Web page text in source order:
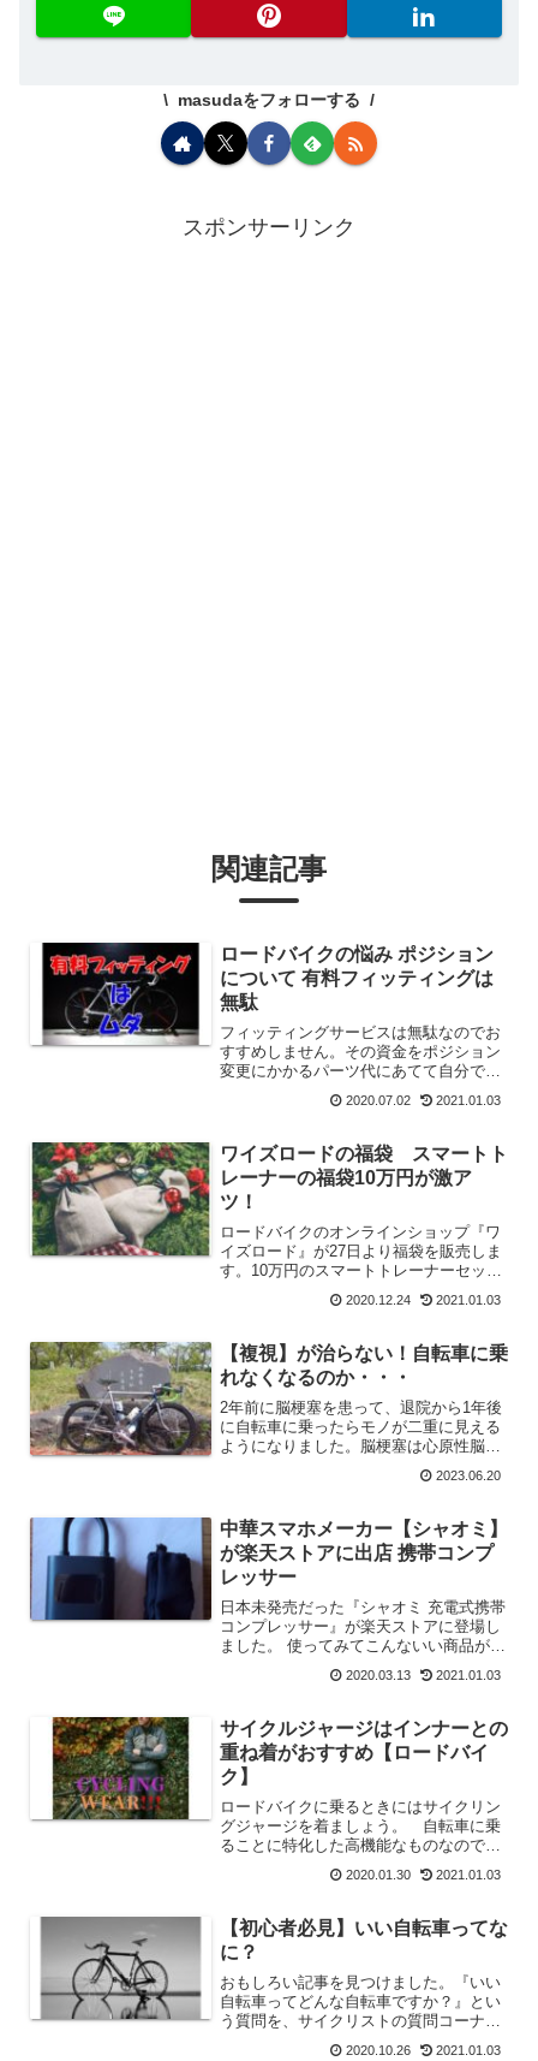
masudaをフォローする
スポンサーリンク
関連記事
ロードバイクの悩み ポジション
について 有料フィッティングは
無駄
フィッティングサービスは無駄なのでお
すすめしません。その資金をポジション
変更にかかるパーツ代にあてて自分で模
なって自分自身のポジションを早く改善
2020.07.02 2021.01.03
ワイズロードの福袋 スマートト
レーナーの福袋10万円が激ア
ツ！
ロードバイクのオンラインショップ『ワ
イズロード』が27日より福袋を販売しま
す。10万円のスマートトレーナーセット
イ３』が８万円になる福袋など注目商品
2020.12.24 2021.01.03
【複視】が治らない！自転車に乗
れなくなるのか・・・
2年前に脳梗塞を患って、退院から1年後
に自転車に乗ったらモノが二重に見える
ようになりました。脳梗塞は心原性脳塞
んで脳梗塞になったわけですが、血栓の
す。それはバセドウ病。...
2023.06.20
中華スマホメーカー【シャオミ】
が楽天ストアに出店 携帯コンプ
レッサー
日本未発売だった『シャオミ 充電式携帯
コンプレッサー』が楽天ストアに登場し
ました。 使ってみてこんないい商品が日
たらついに日本でも手に入ります。 使
い。
2020.03.13 2021.01.03
サイクルジャージはインナーとの
重ね着がおすすめ【ロードバイ
ク】
ロードバイクに乗るときにはサイクリン
グジャージを着ましょう。 自転車に乗
ることに特化した高機能なものなので快
グジャージの機能を解説しています。
えを防ぐのでお勧めですよ。
2020.01.30 2021.01.03
【初心者必見】いい自転車ってな
に？
おもしろい記事を見つけました。『いい
自転車ってどんな自転車ですか？』とい
う質問を、サイクリストの質問コーナー
2020.10.26 2021.01.03